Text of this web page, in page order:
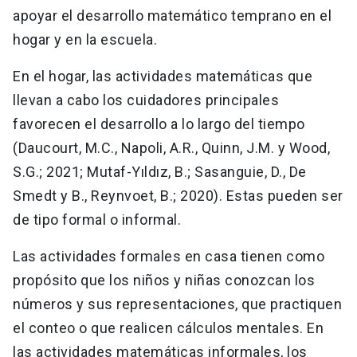
apoyar el desarrollo matemático temprano en el
hogar y en la escuela.
En el hogar, las actividades matemáticas que
llevan a cabo los cuidadores principales
favorecen el desarrollo a lo largo del tiempo
(Daucourt, M.C., Napoli, A.R., Quinn, J.M. y Wood,
S.G.; 2021; Mutaf-Yıldız, B.; Sasanguie, D., De
Smedt y B., Reynvoet, B.; 2020). Estas pueden ser
de tipo formal o informal.
Las actividades formales en casa tienen como
propósito que los niños y niñas conozcan los
números y sus representaciones, que practiquen
el conteo o que realicen cálculos mentales. En
las actividades matemáticas informales, los